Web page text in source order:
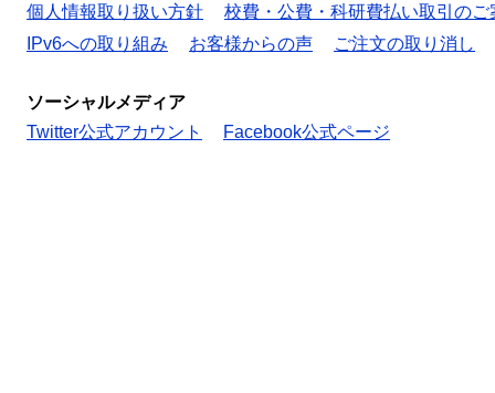
個人情報取り扱い方針
校費・公費・科研費払い取引のご
IPv6への取り組み
お客様からの声 ご注文の取り消し
ソーシャルメディア
Twitter公式アカウント
Facebook公式ページ